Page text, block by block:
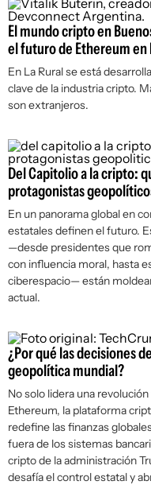
El mundo cripto en
el futuro de Ethereum
En La Rural se está
clave de la industria cripto.
son extranjeros.
Del Capitolio a la cripto:
protagonistas
En un panorama global en
estatales definen el futuro.
—desde presidentes que
con influencia moral, hasta
ciberespacio— están
actual.
¿Por qué las decisiones
geopolítica mundial?
No solo lidera una
Ethereum, la plataforma
redefine las finanzas
fuera de los sistemas
cripto de la administración
desafía el control estatal y